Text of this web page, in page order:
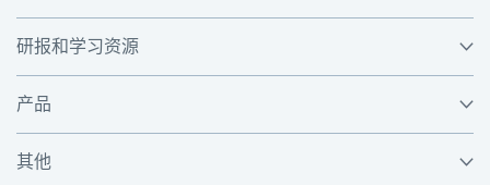
研报和学习资源
产品
其他